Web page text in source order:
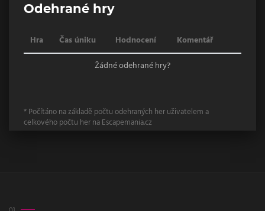
Odehrané hry
Hra Čas úniku Hodnocení
Komentář
Žádné odehrané hry?
* Počítáno na základě počtu odehraných her uživatelem a
celkového počtu her na Escapemania.cz